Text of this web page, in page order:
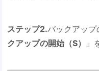
ステップ2.バックアッ
クアップの開始（S）
」